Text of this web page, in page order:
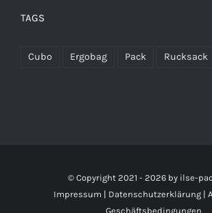
TAGS
Cubo Ergobag Pack Rucksack
© Copyright 2021 - 2026 by ilse-
Impressum | Datenschutzerklärung |
Geschäftsbedingungen